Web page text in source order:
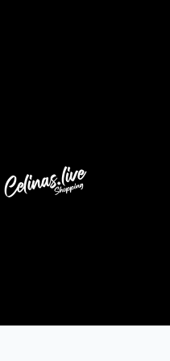
in 4 stunden